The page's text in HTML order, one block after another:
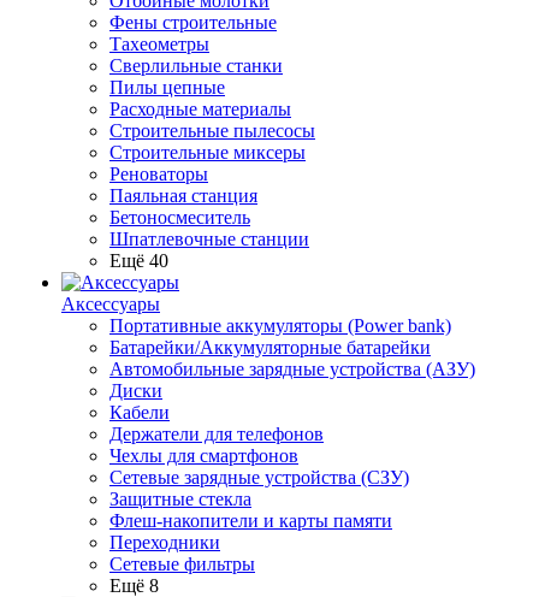
Фены строительные
Тахеометры
Сверлильные станки
Пилы цепные
Расходные материалы
Строительные пылесосы
Строительные миксеры
Реноваторы
Паяльная станция
Бетоносмеситель
Шпатлевочные станции
Ещё 40
Аксессуары
Портативные аккумуляторы (Power bank)
Батарейки/Аккумуляторные батарейки
Автомобильные зарядные устройства (АЗУ)
Диски
Кабели
Держатели для телефонов
Чехлы для смартфонов
Сетевые зарядные устройства (СЗУ)
Защитные стекла
Флеш-накопители и карты памяти
Переходники
Сетевые фильтры
Ещё 8